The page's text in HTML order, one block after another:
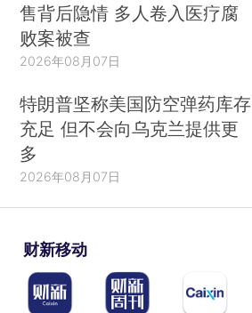
售背后隐情 多人卷入医疗腐
败案被查
2026年08月07日
特朗普坚称美国防空弹药库存
充足 但不会向乌克兰提供更
多
2026年08月07日
财新移动